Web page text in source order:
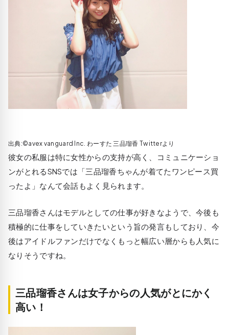
出典:©avex vanguard Inc. わーすた 三品瑠香 Twitterより
彼女の私服は特に女性からの支持が高く、コミュニケーショ
ンがとれるSNSでは「三品瑠香ちゃんが着てたワンピース買
ったよ」なんて会話もよく見られます。
三品瑠香さんはモデルとしての仕事が好きなようで、今後も
積極的に仕事をしていきたいという旨の発言もしており、今
後はアイドルファンだけでなくもっと幅広い層からも人気に
なりそうですね。
三品瑠香さんは女子からの人気がとにかく
高い！